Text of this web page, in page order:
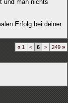
und man nichts
Erfolg bei deiner
« 1 < 6 > 249 »